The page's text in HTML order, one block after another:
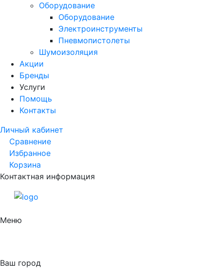
Оборудование
Оборудование
Электроинструменты
Пневмопистолеты
Шумоизоляция
Акции
Бренды
Услуги
Помощь
Контакты
Личный кабинет
Сравнение
Избранное
Корзина
Контактная информация
Меню
Ваш город